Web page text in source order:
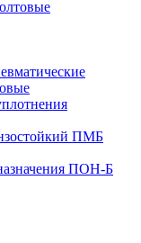
ПМБ
ПОН-Б